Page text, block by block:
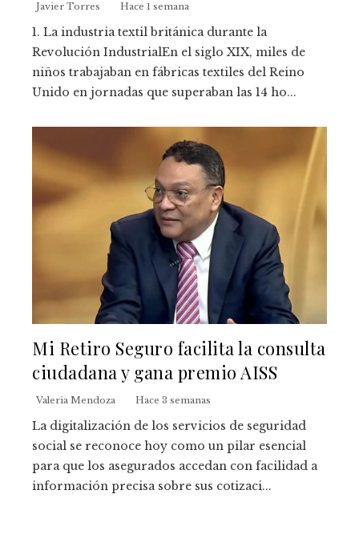
Javier Torres Hace 1 semana
1. La industria textil británica durante la
Revolución IndustrialEn el siglo XIX, miles de
niños trabajaban en fábricas textiles del Reino
Unido en jornadas que superaban las 14 ho...
Mi Retiro Seguro facilita la consulta
ciudadana y gana premio AISS
Valeria Mendoza Hace 3 semanas
La digitalización de los servicios de seguridad
social se reconoce hoy como un pilar esencial
para que los asegurados accedan con facilidad a
información precisa sobre sus cotizaci...